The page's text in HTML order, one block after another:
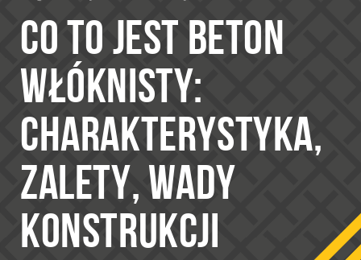
CO TO JEST BETON
WŁÓKNISTY:
CHARAKTERYSTYKA,
ZALETY, WADY
KONSTRUKCJI